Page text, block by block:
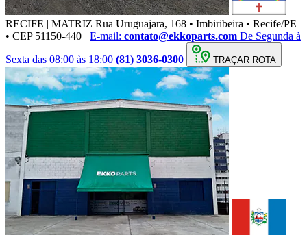
RECIFE | MATRIZ Rua Uruguajara, 168 • Imbiribeira • Recife/PE
• CEP 51150-440
E-mail: contato@ekkoparts.com De Segunda à
Sexta das 08:00 às 18:00 (81) 3036-0300 TRAÇAR ROTA